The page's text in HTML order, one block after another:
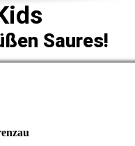
Saures!